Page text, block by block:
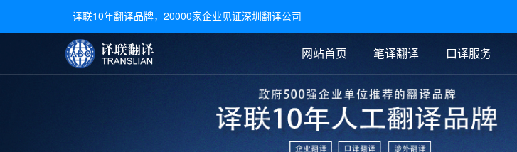
译联10年翻译品牌，20000家企业见证深圳翻译公司
网站首页 笔译翻译
文件翻译 医学翻译 法律翻译 说明书翻译
口译服务
广交会翻译 交替传译 同声传译
常用语种翻译
日语翻译
老挝语翻译 泰语翻译
签证材料翻译
银行流水翻译
证件翻译报价
签证翻译
口译新闻
翻译新闻